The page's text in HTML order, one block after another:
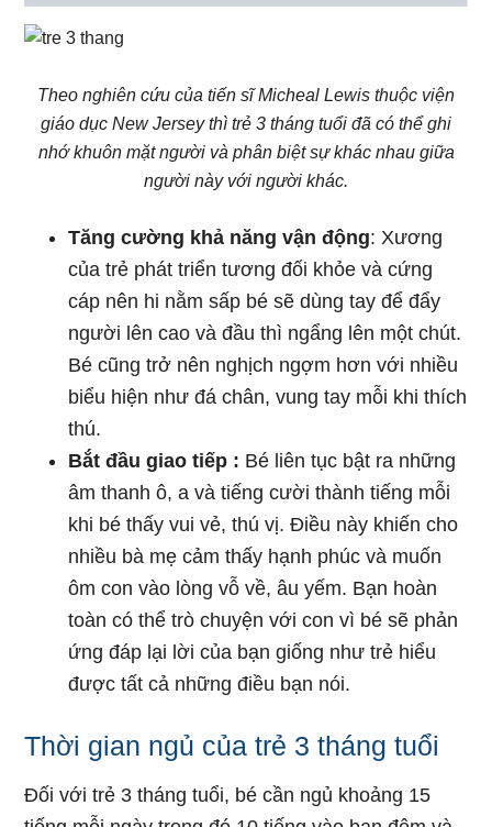
cáp nên hi nằm sấp bé sẽ dùng tay để đẩy
Bé cũng trở nên nghịch ngợm hơn với nhiều
biểu hiện như đá chân, vung tay mỗi khi thích
thú.
Bắt đầu giao tiếp :Bé liên tục bật ra những
khi bé thấy vui vẻ, thú vị. Điều này khiến cho
nhiều bà mẹ cảm thấy hạnh phúc và muốn
ôm con vào lòng vỗ về, âu yếm. Bạn hoàn
toàn có thể trò chuyện với con vì bé sẽ phản
ứng đáp lại lời của bạn giống như trẻ hiểu
được tất cả những điều bạn nói.
Thời gian ngủ của trẻ 3 tháng tuổi
Đối với trẻ 3 tháng tuổi, bé cần ngủ khoảng 15
tiếng mỗi ngày trong đó 10 tiếng vào ban đêm và
5 tiếng vào ban ngày. Giấc ngủ dài thường vào
ban đêm và buổi trưa, các giấc ngủ ngắn hơn
thường diễn ra vào buổi sáng và chiều hoặc đầu
giờ tối.
Khi trẻ ngủ mẹ nên giữ không gian sạch sẽ,
Thường xuyên kiểm tra nhiệt độ cơ thể bé bằng